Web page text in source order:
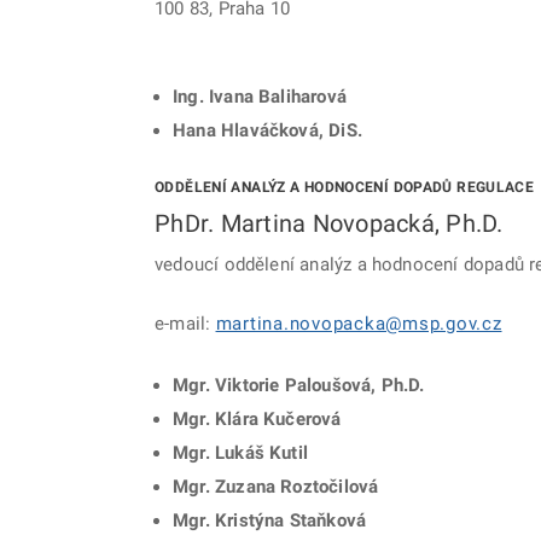
100 83, Praha 10
Ing. Ivana Baliharová
Hana Hlaváčková, DiS.
ODDĚLENÍ ANALÝZ A HODNOCENÍ DOPADŮ REGULACE
PhDr. Martina Novopacká, Ph.D.
vedoucí oddělení analýz a hodnocení dopadů
e-mail: martina.novopacka@msp.gov.cz
Mgr. Viktorie Paloušová, Ph.D.
Mgr. Klára Kučerová
Mgr. Lukáš Kutil
Mgr. Zuzana Roztočilová
Mgr. Kristýna Staňková